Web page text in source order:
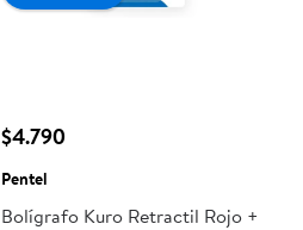
$4.790
Pentel
Bolígrafo Kuro Retractil Rojo +